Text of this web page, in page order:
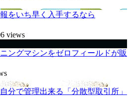
をいち早く入手するなら
views
ングマシンをゼロフィールドが販
分で管理出来る「分散型取引所」